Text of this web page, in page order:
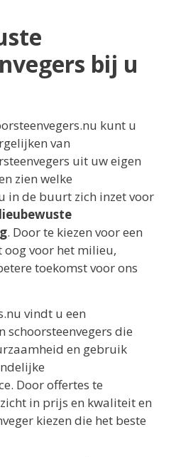
bij u
kunt u
van
uit uw eigen
zien welke
in de buurt zich inzet voor
. Door te kiezen voor een
oog voor het milieu,
toekomst voor ons
vindt u een
schoorsteenvegers die
en gebruik
Door offertes te
in prijs en kwaliteit en
kiezen die het beste